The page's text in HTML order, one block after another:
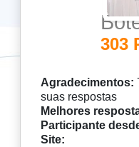
303
Agradecimentos:
suas respostas
Melhores
Participante
Site: